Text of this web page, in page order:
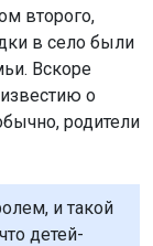
второго,
в село были
Вскоре
о
родители
и такой
детей-